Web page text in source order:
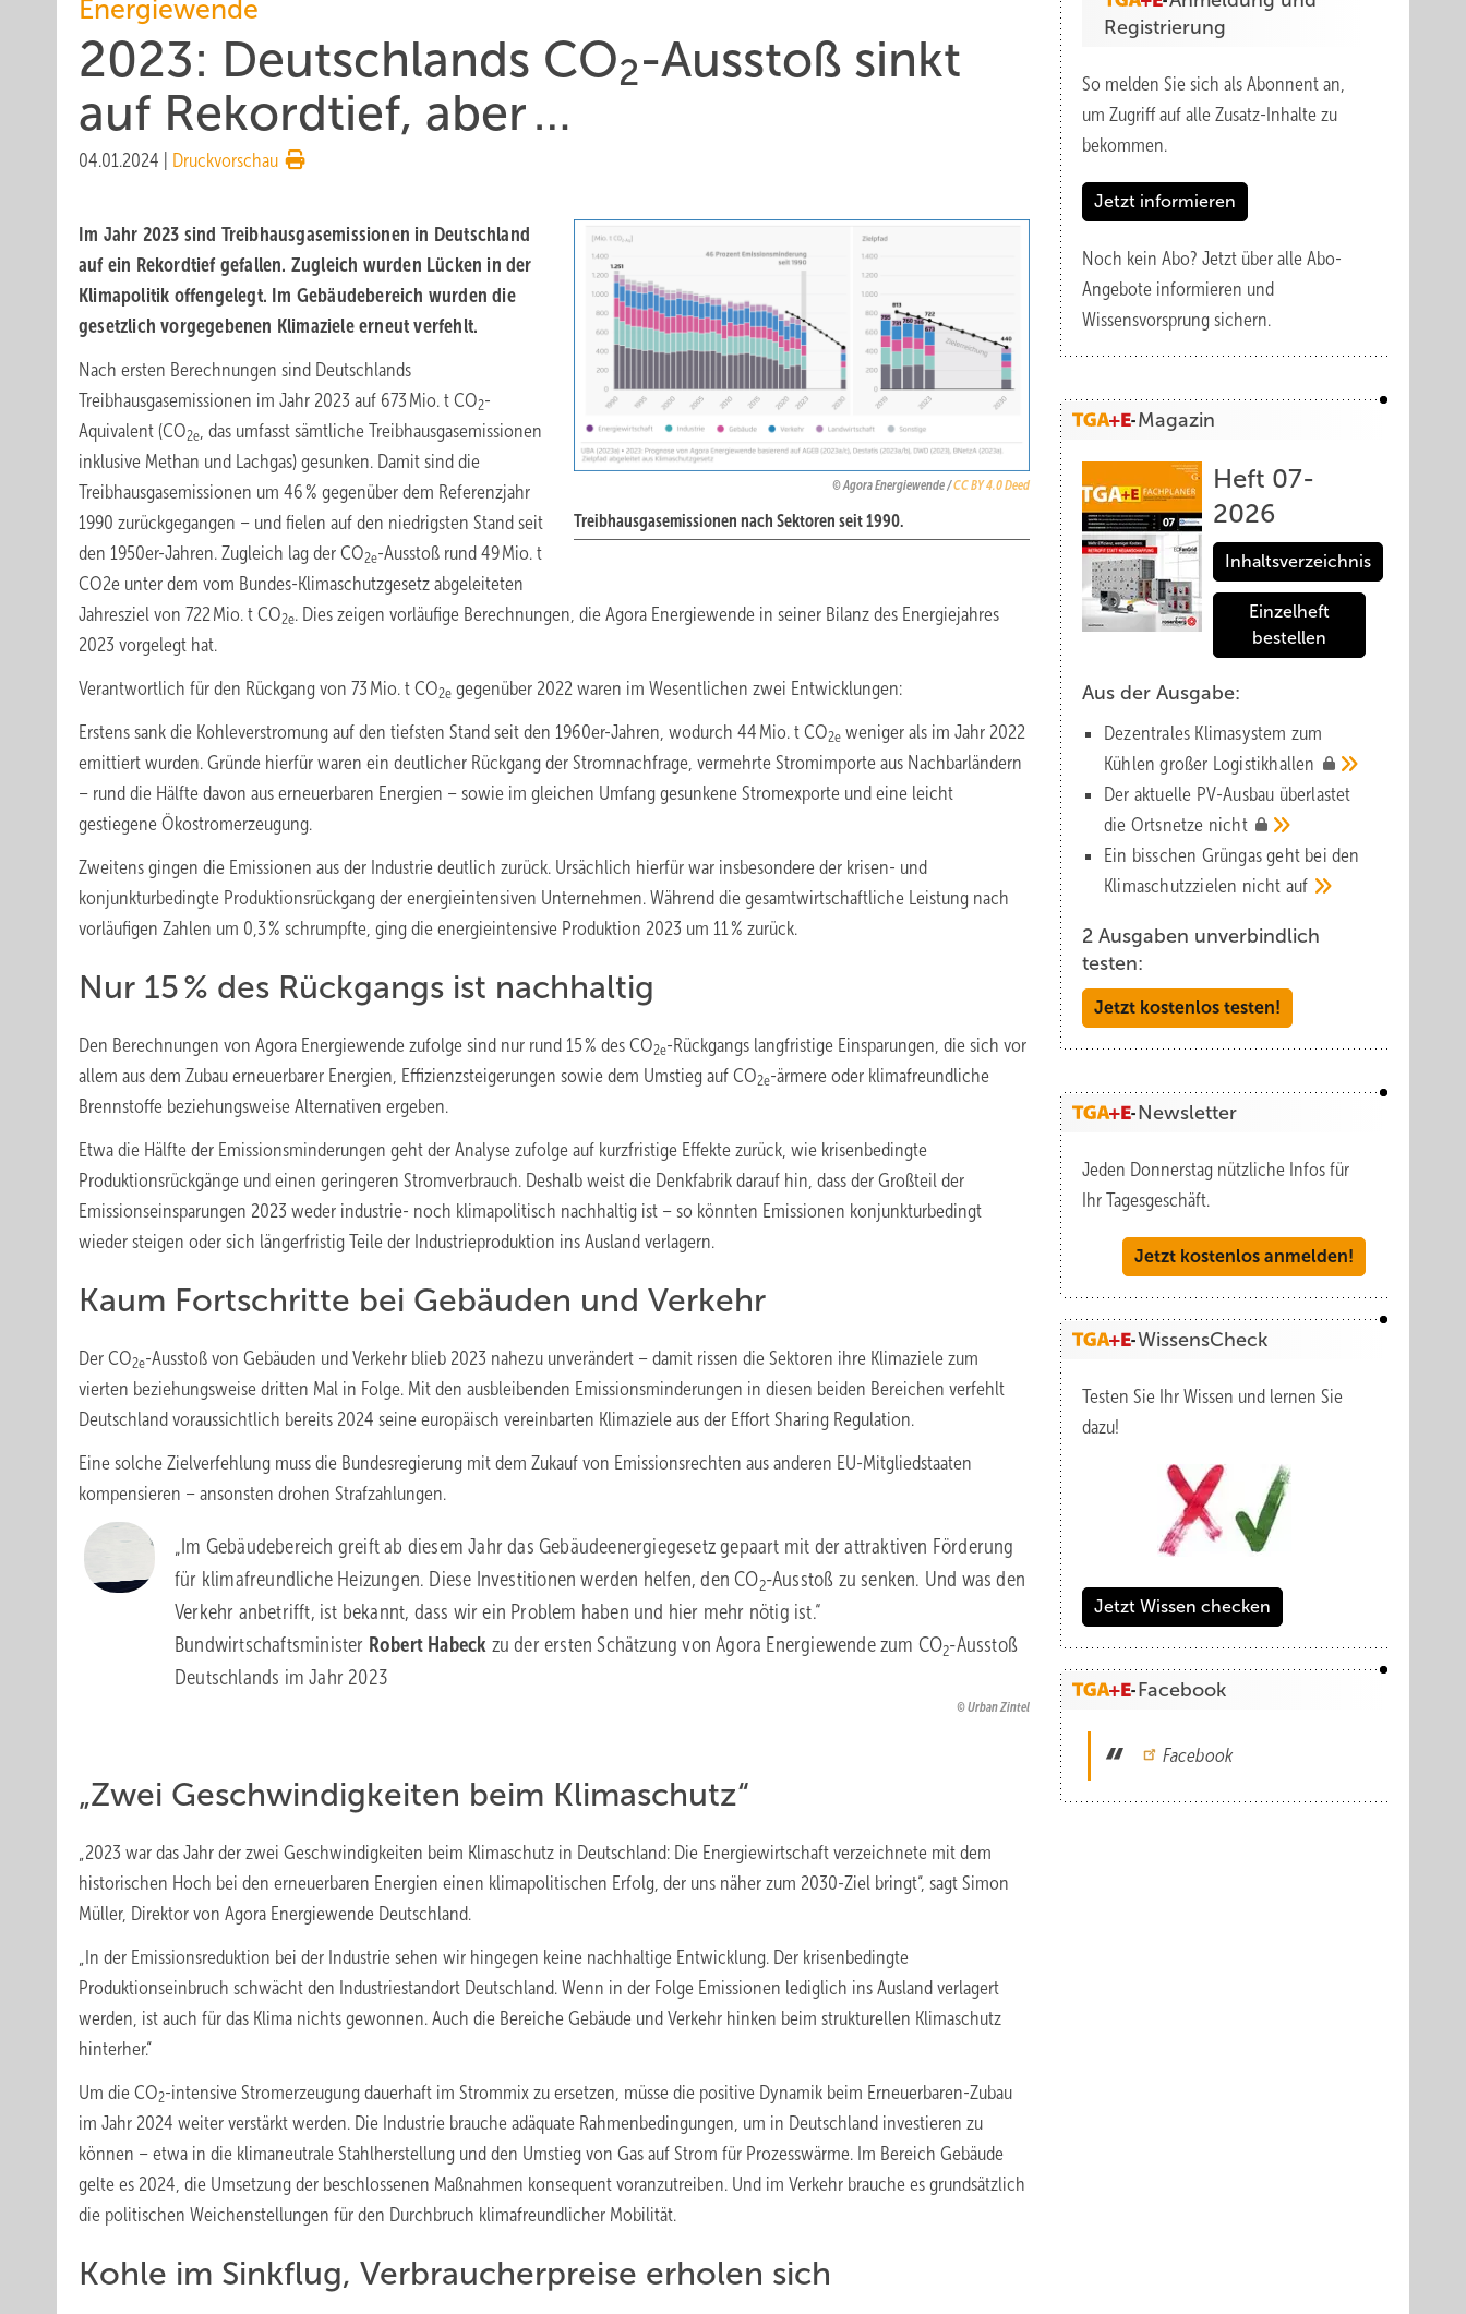
Energiewende
2023: Deutschlands CO2-Ausstoß sinkt
auf Rekordtief, aber …
04.01.2024 Druckvorschau
Agora Energiewende /CC BY 4.0 Deed
Treibhausgasemissionen nach Sektoren seit 1990.
Im Jahr 2023 sind Treibhausgas­emissionen in Deutschland
auf ein Rekordtief gefallen. Zugleich wurden Lücken in der
Klimapolitik offengelegt. Im Gebäudebereich wurden die
gesetzlich vorgegebenen Klimaziele erneut verfehlt.
Nach ersten Berechnungen sind Deutschlands
Treibhausgasemissionen im Jahr 2023 auf 673 Mio. t CO2-
Aquivalent (CO2e, das umfasst sämtliche Treibhausgasemissionen
inklusive Methan und Lachgas) gesunken. Damit sind die
Treibhausgas­emissionen um 46 % gegenüber dem Referenzjahr
1990 zurückgegangen – und fielen auf den niedrigsten Stand seit
den 1950er-Jahren. Zugleich lag der CO2e-Ausstoß rund 49 Mio. t
CO2e unter dem vom Bundes-Klimaschutzgesetz abgeleiteten
Jahresziel von 722 Mio. t CO2e. Dies zeigen vorläufige Berechnungen, die Agora Energiewende in seiner Bilanz des Energiejahres
2023 vorgelegt hat.
Verantwortlich für den Rückgang von 73 Mio. t CO2e gegenüber 2022 waren im Wesentlichen zwei Entwicklungen:
Erstens sank die Kohleverstromung auf den tiefsten Stand seit den 1960er-Jahren, wodurch 44 Mio. t CO2e weniger als im Jahr 2022
emittiert wurden. Gründe hierfür waren ein deutlicher Rückgang der Stromnachfrage, vermehrte Stromimporte aus Nachbarländern
– rund die Hälfte davon aus erneuerbaren Energien – sowie im gleichen Umfang gesunkene Stromexporte und eine leicht
gestiegene Ökostromerzeugung.
Zweitens gingen die Emissionen aus der Industrie deutlich zurück. Ursächlich hierfür war insbesondere der krisen- und
konjunkturbedingte Produktionsrückgang der energieintensiven Unternehmen. Während die gesamtwirtschaftliche Leistung nach
vorläufigen Zahlen um 0,3 % schrumpfte, ging die energieintensive Produktion 2023 um 11 % zurück.
Nur 15 % des Rückgangs ist nachhaltig
Den Berechnungen von Agora Energiewende zufolge sind nur rund 15 % des CO2e-Rückgangs langfristige Einsparungen, die sich vor
allem aus dem Zubau erneuerbarer Energien, Effizienzsteigerungen sowie dem Umstieg auf CO2e-ärmere oder klimafreundliche
Brennstoffe beziehungsweise Alternativen ergeben.
Etwa die Hälfte der Emissionsminderungen geht der Analyse zufolge auf kurzfristige Effekte zurück, wie krisenbedingte
Produktionsrückgänge und einen geringeren Stromverbrauch. Deshalb weist die Denkfabrik darauf hin, dass der Großteil der
Emissionseinsparungen 2023 weder industrie- noch klimapolitisch nachhaltig ist – so könnten Emissionen konjunkturbedingt
wieder steigen oder sich längerfristig Teile der Industrieproduktion ins Ausland verlagern.
Kaum Fortschritte bei Gebäuden und Verkehr
Der CO2e-Ausstoß von Gebäuden und Verkehr blieb 2023 nahezu unverändert – damit rissen die Sektoren ihre Klimaziele zum
vierten beziehungsweise dritten Mal in Folge. Mit den ausbleibenden Emissionsminderungen in diesen beiden Bereichen verfehlt
Deutschland voraussichtlich bereits 2024 seine europäisch vereinbarten Klimaziele aus der Effort Sharing Regulation.
Eine solche Zielverfehlung muss die Bundesregierung mit dem Zukauf von Emissionsrechten aus anderen EU-Mitgliedstaaten
kompensieren – ansonsten drohen Strafzahlungen.
„Im Gebäudebereich greift ab diesem Jahr das Gebäudeenergiegesetz gepaart mit der attraktiven Förderung
für klimafreundliche Heizungen. Diese Investitionen werden helfen, den CO2-Ausstoß zu senken. Und was den
Verkehr anbetrifft, ist bekannt, dass wir ein Problem haben und hier mehr nötig ist.“
Bundwirtschaftsminister Robert Habeck zu der ersten Schätzung von Agora Energiewende zum CO2-Ausstoß
Deutschlands im Jahr 2023
Urban Zintel
„Zwei Geschwindigkeiten beim Klimaschutz“
„2023 war das Jahr der zwei Geschwindigkeiten beim Klimaschutz in Deutschland: Die Energiewirtschaft verzeichnete mit dem
historischen Hoch bei den erneuerbaren Energien einen klimapolitischen Erfolg, der uns näher zum 2030-Ziel bringt“, sagt Simon
Müller, Direktor von Agora Energiewende Deutschland.
„In der Emissionsreduktion bei der Industrie sehen wir hingegen keine nachhaltige Entwicklung. Der krisenbedingte
Produktionseinbruch schwächt den Industriestandort Deutschland. Wenn in der Folge Emissionen lediglich ins Ausland verlagert
werden, ist auch für das Klima nichts gewonnen. Auch die Bereiche Gebäude und Verkehr hinken beim strukturellen Klimaschutz
hinterher.“
Um die CO2-intensive Stromerzeugung dauerhaft im Strommix zu ersetzen, müsse die positive Dynamik beim Erneuerbaren-Zubau
im Jahr 2024 weiter verstärkt werden. Die Industrie brauche adäquate Rahmenbedingungen, um in Deutschland investieren zu
können – etwa in die klimaneutrale Stahlherstellung und den Umstieg von Gas auf Strom für Prozesswärme. Im Bereich Gebäude
gelte es 2024, die Umsetzung der beschlossenen Maßnahmen konsequent voranzutreiben. Und im Verkehr brauche es grundsätzlich
die politischen Weichenstellungen für den Durchbruch klimafreundlicher Mobilität.
Kohle im Sinkflug, Verbraucherpreise erholen sich
Registrierung
So melden Sie sich als Abonnent an,
um Zugriff auf alle Zusatz-Inhalte zu
bekommen.
Jetzt informieren
Noch kein Abo? Jetzt über alle Abo-
Angebote informieren und
Wissensvorsprung sichern.
Magazin
Heft 07-
2026
Inhaltsverzeichnis
Einzelheft
bestellen
Aus der Ausgabe:
Dezentrales Klimasystem zum
Kühlen großer Logistik­hallen
Der aktuelle PV-Ausbau über­lastet
die Orts­netze nicht
Ein bisschen Grüngas geht bei den
Klima­schutz­zielen nicht auf
2 Ausgaben unverbindlich
testen:
Jetzt kostenlos testen!
Newsletter
Jeden Donnerstag nützliche Infos für
Ihr Tagesgeschäft.
Jetzt kostenlos anmelden!
WissensCheck
Testen Sie Ihr Wissen und lernen Sie
dazu!
Jetzt Wissen checken
Facebook
Facebook